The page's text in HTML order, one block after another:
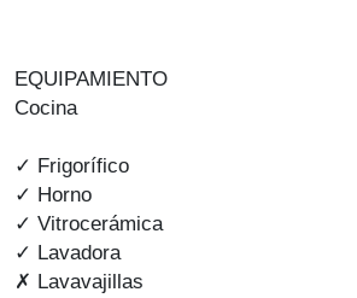
EQUIPAMIENTO
Cocina
✓ Frigorífico
✓ Horno
✓ Vitrocerámica
✓ Lavadora
✗ Lavavajillas